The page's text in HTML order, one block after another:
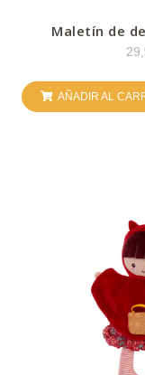
Maletín de
AÑADIR AL